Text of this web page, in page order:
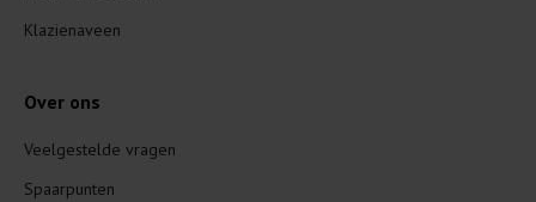
Klazienaveen
Over ons
Veelgestelde vragen
Spaarpunten